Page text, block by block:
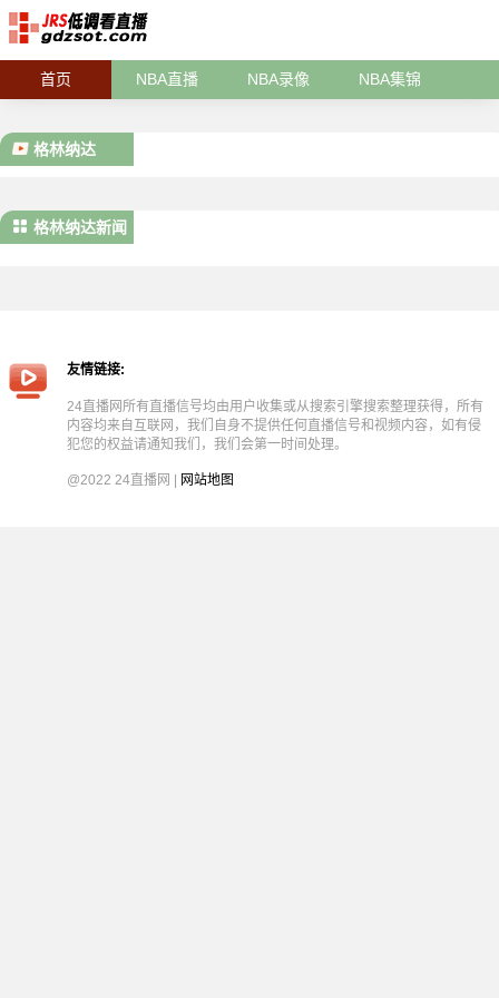
首页 NBA直播 NBA录像 NBA集锦
格林纳达
格林纳达新闻
友情链接:
24直播网所有直播信号均由用户收集或从搜索引擎搜索整理获得，所有
内容均来自互联网，我们自身不提供任何直播信号和视频内容，如有侵
犯您的权益请通知我们，我们会第一时间处理。
@2022 24直播网 | 网站地图